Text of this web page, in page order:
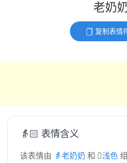
老奶
复制表情
👵🏻 表情含义
该表情由 👵老奶奶 和🏻浅色